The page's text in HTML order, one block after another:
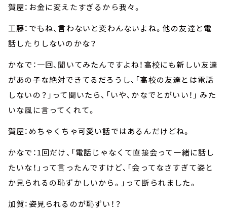
賀屋：お金に変えたすぎるから我々。
工藤：でもね、言わないと変わんないよね。他の友達と電
話したりしないのかな？
かなで：一回、聞いてみたんですよね！高校にも新しい友達
があの子な絶対できてるだろうし、「高校の友達とは電話
しないの？」って聞いたら、「いや、かなでとがいい！」 みた
いな風に言ってくれて。
賀屋：めちゃくちゃ可愛い話ではあるんだけどね。
かなで：1回だけ、「電話じゃなくて直接会って一緒に話し
たいな！」って言ったんですけど、「会ってなさすぎて姿と
か見られるの恥ずかしいから。」って断られました。
加賀：姿見られるのが恥ずい！？